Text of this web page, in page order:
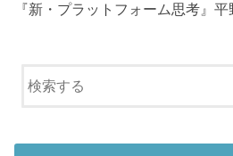
『新・プラットフォーム思考』